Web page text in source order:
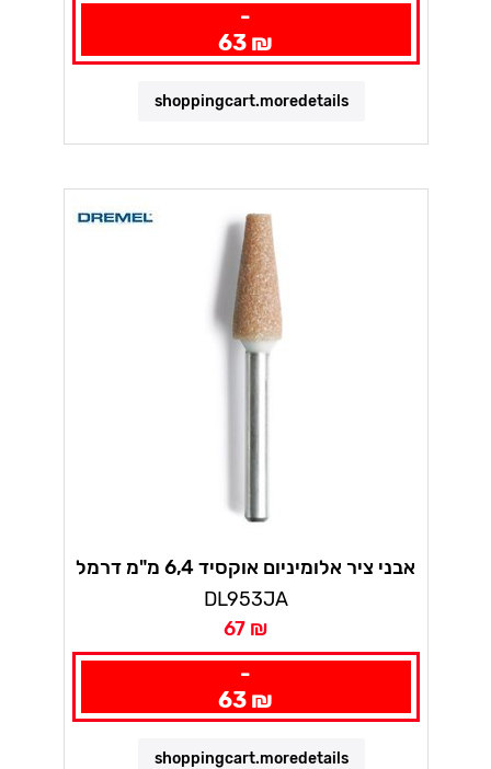
-
63 ₪
shoppingcart.moredetails
אבני ציר אלומיניום אוקסיד 6,4 מ"מ דרמל
DL953JA
67 ₪
-
63 ₪
shoppingcart.moredetails